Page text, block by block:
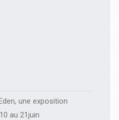
une exposition
au 21juin